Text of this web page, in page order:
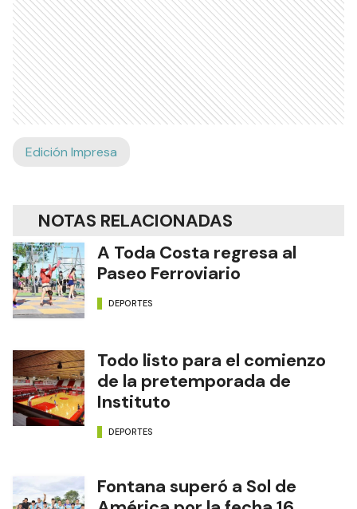
Edición Impresa
NOTAS RELACIONADAS
A Toda Costa regresa al
Paseo Ferroviario
DEPORTES
Todo listo para el comienzo
de la pretemporada de
Instituto
DEPORTES
Fontana superó a Sol de